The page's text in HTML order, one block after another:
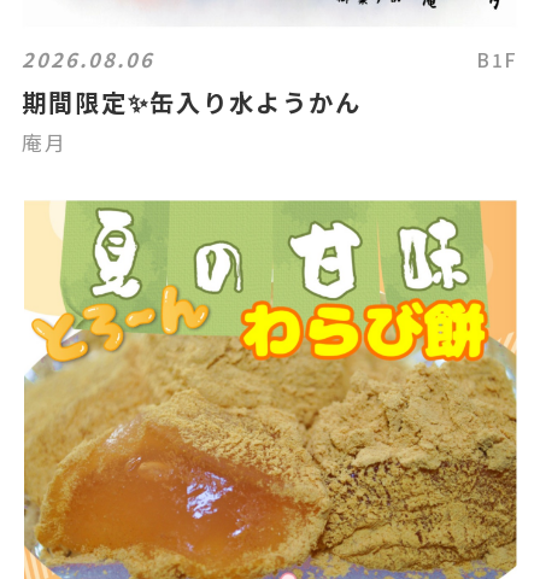
2026.08.06 B1F
期間限定✨缶入り水ようかん
庵月